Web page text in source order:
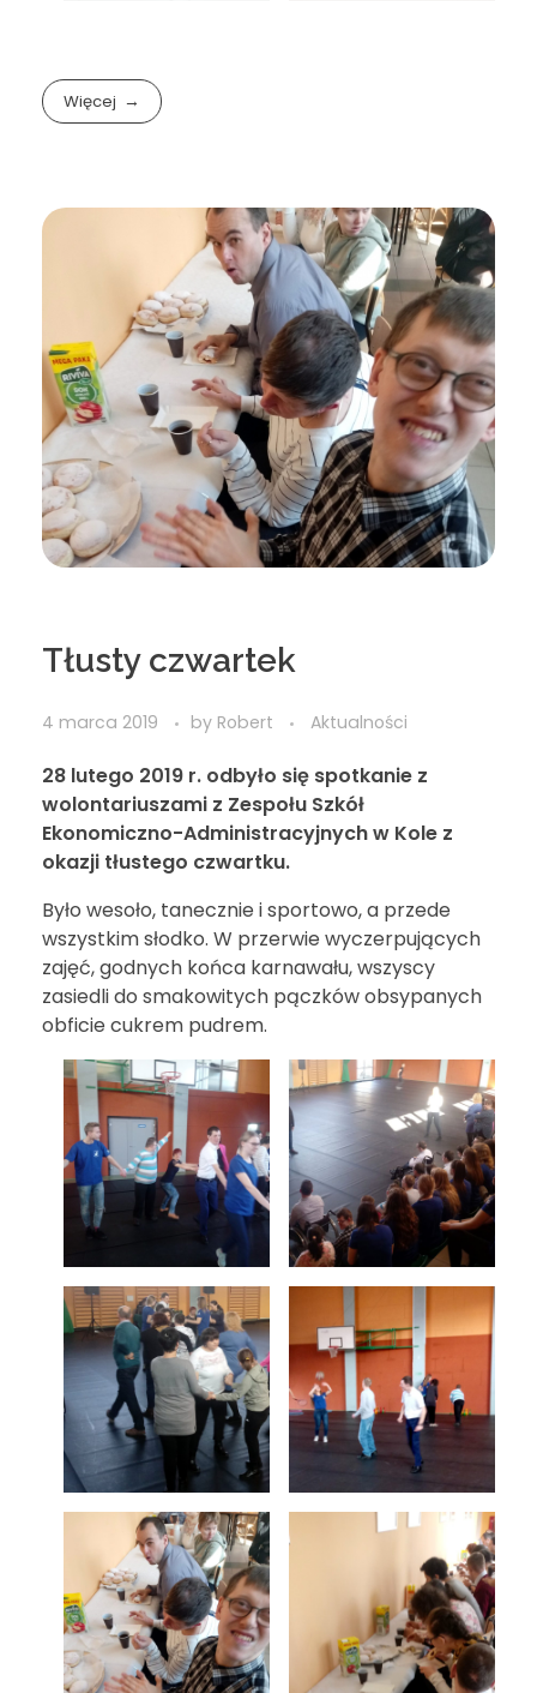
Więcej
Tłusty czwartek
4 marca 2019 by Robert Aktualności
28 lutego 2019 r. odbyło się spotkanie z
wolontariuszami z Zespołu Szkół
Ekonomiczno-Administracyjnych w Kole z
okazji tłustego czwartku.
Było wesoło, tanecznie i sportowo, a przede
wszystkim słodko. W przerwie wyczerpujących
zajęć, godnych końca karnawału, wszyscy
zasiedli do smakowitych pączków obsypanych
obficie cukrem pudrem.